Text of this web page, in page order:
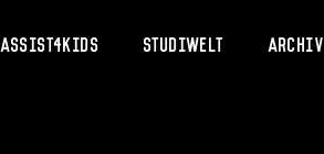
Assist4Kids Studiwelt Archiv